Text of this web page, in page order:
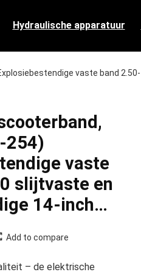
Hydraulische apparatuur
vaste band 2.50-
254)
vaste
slijtvaste en
14-inch…
Add to compare
– de elektrische